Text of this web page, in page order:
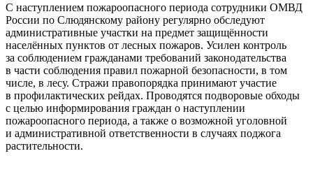
С наступлением пожароопасного периода сотрудники ОМВД
России по Слюдянскому району регулярно обследуют
административные участки на предмет защищённости
населённых пунктов от лесных пожаров. Усилен контроль
за соблюдением гражданами требований законодательства
в части соблюдения правил пожарной безопасности, в том
числе, в лесу. Стражи правопорядка принимают участие
в профилактических рейдах. Проводятся подворовые обходы
с целью информирования граждан о наступлении
пожароопасного периода, а также о возможной уголовной
и административной ответственности в случаях поджога
растительности.